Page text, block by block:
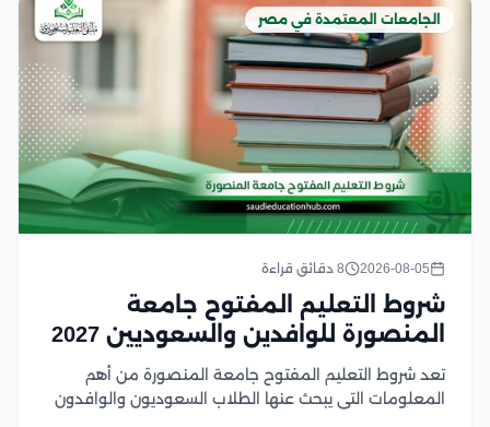
الجامعات المعتمدة في مصر
2026-08-05 8 دقائق قراءة
شروط التعليم المفتوح جامعة
المنصورة للوافدين والسعوديين 2027
تعد شروط التعليم المفتوح جامعة المنصورة من أهم
المعلومات التي يبحث عنها الطلاب السعوديون والوافدون